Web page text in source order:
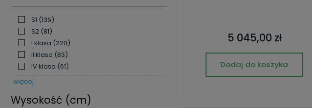
S1 (136)
S2 (81)
I klasa (220)
II klasa (83)
IV klasa (61)
więcej
Wysokość (cm)
5 045,00 zł
Dodaj do koszyka